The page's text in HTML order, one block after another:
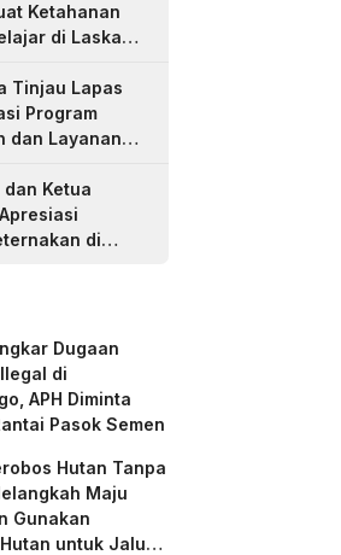
Ketahanan
di Laskar
Tinjau Lapas
Program
dan Layanan
dan Ketua
di
Dugaan
di
APH Diminta
Pasok Semen
Hutan Tanpa
Maju
Gunakan
untuk Jalur